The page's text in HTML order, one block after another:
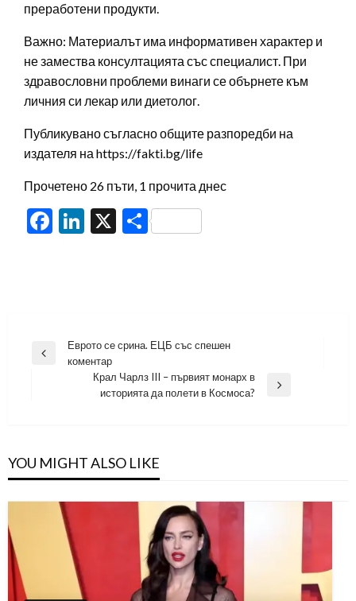
преработени продукти.
Важно: Материалът има информативен характер и
не замества консултацията със специалист. При
здравословни проблеми винаги се обърнете към
личния си лекар или диетолог.
Публикувано съгласно общите разпоредби на
издателя на https://fakti.bg/life
Прочетено 26 пъти, 1 прочита днес
Facebook
LinkedIn
X Share
Навигация
Previous
Еврото се срина. ЕЦБ със спешен
коментар
Крал Чарлз III – първият монарх в
историята да полети в Космоса?
YOU MIGHT ALSO LIKE